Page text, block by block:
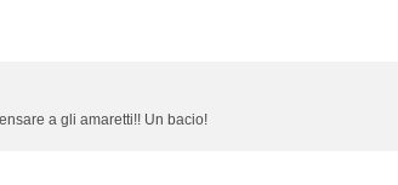
a gli amaretti!! Un bacio!